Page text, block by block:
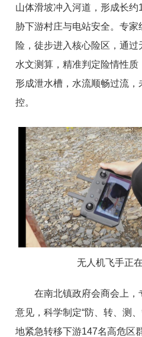
山体滑坡冲入河道，形成长
胁下游村庄与电站安全。专
险，徒步进入核心险区，通过
水文测算，精准判定险情性
形成泄水槽，水流顺畅过流
控。
无人机飞手正
在南北镇政府会商会上
意见，科学制定“防、转、测
地紧急转移下游147名高危区